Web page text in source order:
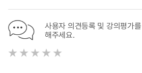
사용자 의견등록 및 강의평가
해주세요.